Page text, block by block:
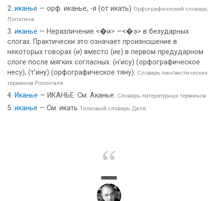
иканье — орф. иканье, -я (от икать) Орфографический словарь
Лопатина
иканье — Неразличение <�и> —<�э> в безударных
слогах. Практически это означает произношение в
некоторых говорах (и) вместо (ие) в первом предударном
слоге после мягких согласных. (н’ису) (орфографическое
несу), (т’ину) (орфографическое тяну). Словарь лингвистических
терминов Розенталя
Иканье — ИКАНЬЕ. См. Аканье. Словарь литературных терминов
иканье — См. икать Толковый словарь Даля